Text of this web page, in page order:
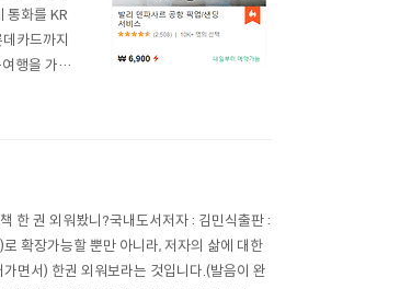
통화를 KR
카드까지
행을 가면
쾌적한
확장가능할 뿐만 아니라, 저자의 삶에 대한
면서) 한권 외워보라는 것입니다.(발음이 완